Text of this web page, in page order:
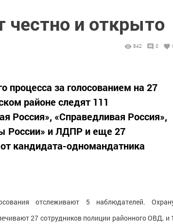
честно и открыто
842 0
процесса за голосованием на 27
районе следят 111
Россия», «Справедливая Россия»,
России» и ЛДПР и еще 27
кандидата-одномандатника
отслеживают 5 наблюдателей.
27 сотрудников полиции районного ОВД, и